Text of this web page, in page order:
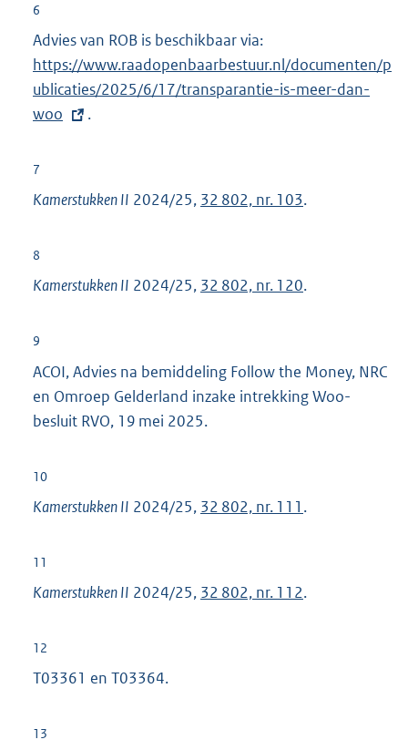
i
n
6
Advies van ROB is beschikbaar via:
x
t
l
k
https://www.raadopenbaarbestuur.nl/documenten/p
ublicaties/2025/6/17/transparantie-is-meer-dan-
woo
.
7
Kamerstukken II 2024/25, 32 802, nr. 103.
8
Kamerstukken II 2024/25, 32 802, nr. 120.
9
ACOI, Advies na bemiddeling Follow the Money, NRC
en Omroep Gelderland inzake intrekking Woo-
besluit RVO, 19 mei 2025.
10
Kamerstukken II 2024/25, 32 802, nr. 111 .
11
Kamerstukken II 2024/25, 32 802, nr. 112.
12
T03361 en T03364.
13